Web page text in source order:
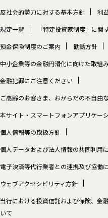
反社会的勢力に対する基本方針
利
規定一覧
「特定投資家制度」に
預金保険制度のご案内
勧誘方針
中小企業等の金融円滑化に向けた取組
金融犯罪にご注意ください
ご高齢のお客さま、おからだの不自由
本サイト・スマートフォンアプリケー
個人情報等の取扱方針
個人データおよび法人情報の共同利用
電子決済等代行業者との連携及び協働
ウェブアクセシビリティ方針
当行における投資信託および保険、金
いて